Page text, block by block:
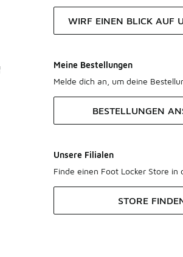
WIRF EINEN BLICK AUF
Meine Bestellungen
Melde dich an, um deine
BESTELLUNGEN
Unsere Filialen
Finde einen Foot Locker Store in
STORE